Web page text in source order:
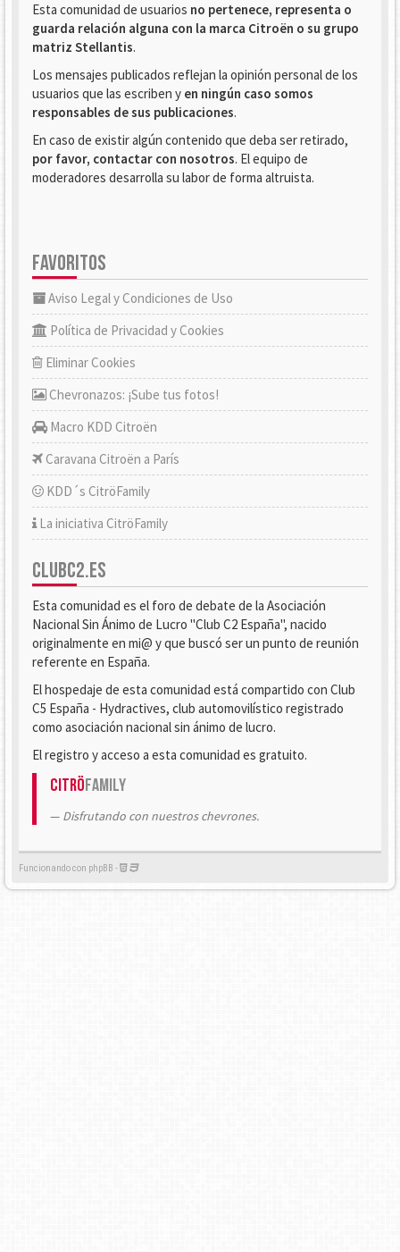
Esta comunidad de usuarios no pertenece, representa o
guarda relación alguna con la marca Citroën o su grupo
matriz Stellantis.
Los mensajes publicados reflejan la opinión personal de los
usuarios que las escriben y en ningún caso somos
responsables de sus publicaciones.
En caso de existir algún contenido que deba ser retirado,
por favor, contactar con nosotros. El equipo de
moderadores desarrolla su labor de forma altruista.
FAVORITOS
Aviso Legal y Condiciones de Uso
Política de Privacidad y Cookies
Eliminar Cookies
Chevronazos: ¡Sube tus fotos!
Macro KDD Citroën
Caravana Citroën a París
KDD´s CitröFamily
La iniciativa CitröFamily
CLUBC2.ES
Esta comunidad es el foro de debate de la Asociación
Nacional Sin Ánimo de Lucro "Club C2 España", nacido
originalmente en mi@ y que buscó ser un punto de reunión
referente en España.
El hospedaje de esta comunidad está compartido con Club
C5 España - Hydractives, club automovilístico registrado
como asociación nacional sin ánimo de lucro.
El registro y acceso a esta comunidad es gratuito.
CitröFamily
Disfrutando con nuestros chevrones.
Funcionando con phpBB -